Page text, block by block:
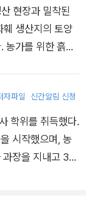
등학생을 위한 수
현장과 밀착된
훼 생산지의 토양
농가를 위한 흙과
자파일 신간알림 신청
학위를 취득했다.
시작했으며, 농
과장을 지내고 30